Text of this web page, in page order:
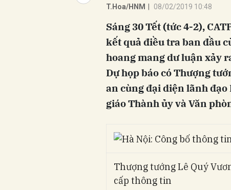
T.Hoa/HNM 08/02/2019 10:48
Sáng 30 Tết (tức 4-2),
kết quả điều tra ban đầu
hoang mang dư luận xảy
Dự họp báo có Thượng
an cùng đại diện lãnh
giáo Thành ủy và Văn
Thượng tướng Lê Quý
cấp thông tin